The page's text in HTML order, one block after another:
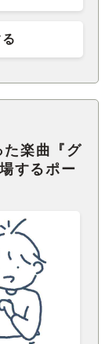
楽曲『グ
するポー